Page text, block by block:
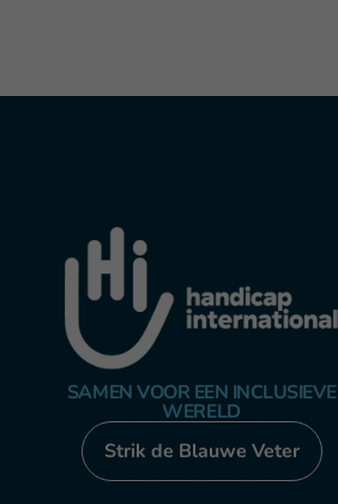
SAMEN VOOR EEN INCLUSIEVE
WERELD
Strik de Blauwe Veter